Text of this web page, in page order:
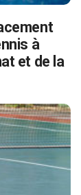
à
et de la